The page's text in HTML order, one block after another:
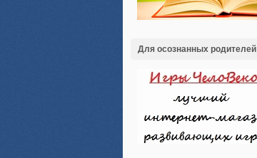
Для осознанных родителей